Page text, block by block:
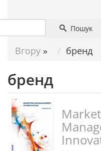
Пошук
Вгору » бренд
бренд